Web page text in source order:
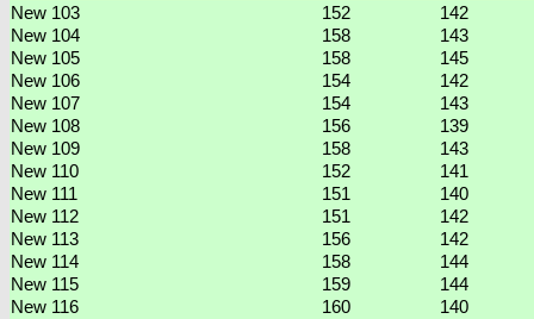
New 103 152
142
New 104
158
143
New 105
158
145
New 106
154
142
New 107
154
143
New 108
156
139
New 109
158
143
New 110
152
141
New 111
151
140
New 112
151
142
New 113
156
142
New 114
158
144
New 115
159
144
New 116
160
140